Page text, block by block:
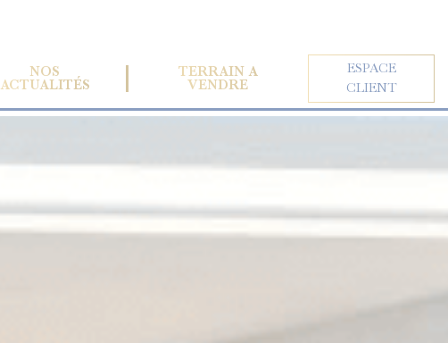
NOS
ACTUALITÉS
TERRAIN À
VENDRE
ESPACE
CLIENT